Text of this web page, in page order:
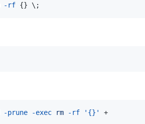
-rf {} \ ;
-prune -exec rm -rf '{}'